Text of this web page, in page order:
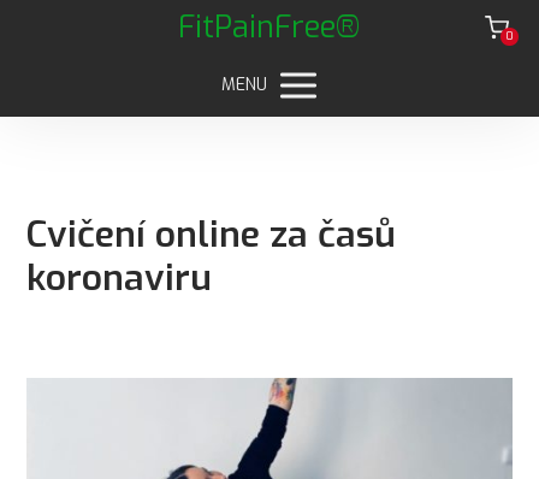
FitPainFree® 0
MENU
Cvičení online za časů
koronaviru